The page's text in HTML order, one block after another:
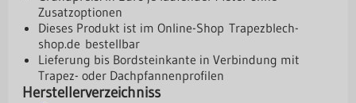
Zusatzoptionen
Dieses Produkt ist im Online-Shop Trapezblech-
shop.de bestellbar
Lieferung bis Bordsteinkante in Verbindung mit
Trapez- oder Dachpfannenprofilen
Herstellerverzeichniss